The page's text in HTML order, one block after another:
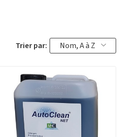
Trier par: Nom, A à Z